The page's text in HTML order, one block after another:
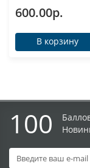
600.00р.
В корзину
100